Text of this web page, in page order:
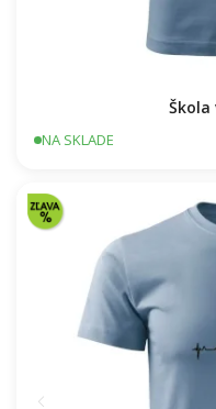
NA SKLADE